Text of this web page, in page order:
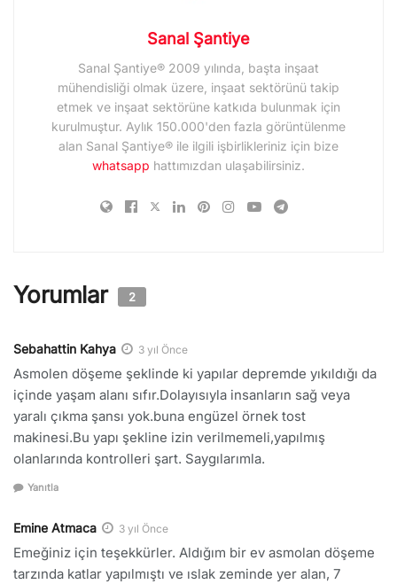
Sanal Şantiye
Sanal Şantiye® 2009 yılında, başta inşaat
mühendisliği olmak üzere, inşaat sektörünü takip
etmek ve inşaat sektörüne katkıda bulunmak için
kurulmuştur. Aylık 150.000'den fazla görüntülenme
alan Sanal Şantiye® ile ilgili işbirlikleriniz için bize
whatsapp hattımızdan ulaşabilirsiniz.
Yorumlar 2
Sebahattin Kahya 3 yıl Önce
Asmolen döşeme şeklinde ki yapılar depremde yıkıldığı da
içinde yaşam alanı sıfır.Dolayısıyla insanların sağ veya
yaralı çıkma şansı yok.buna engüzel örnek tost
makinesi.Bu yapı şekline izin verilmemeli,yapılmış
olanlarında kontrolleri şart. Saygılarımla.
Yanıtla
Emine Atmaca 3 yıl Önce
Emeğiniz için teşekkürler. Aldığım bir ev asmolan döşeme
tarzında katlar yapılmıştı ve ıslak zeminde yer alan, 7